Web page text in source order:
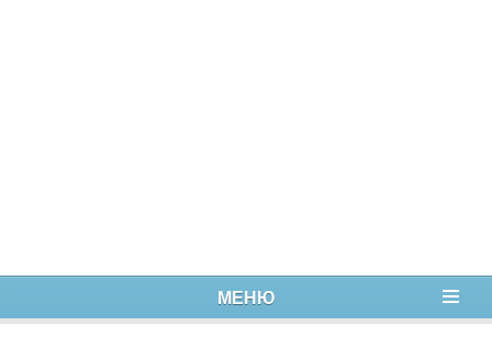
МЕНЮ